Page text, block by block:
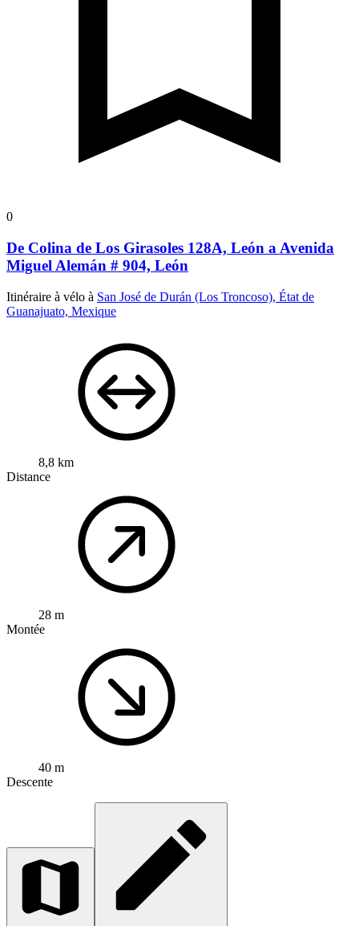
0
De Colina de Los Girasoles 128A, León a Avenida
Miguel Alemán # 904, León
Itinéraire à vélo à San José de Durán (Los Troncoso), État de
Guanajuato, Mexique
8,8 km
Distance
28 m
Montée
40 m
Descente